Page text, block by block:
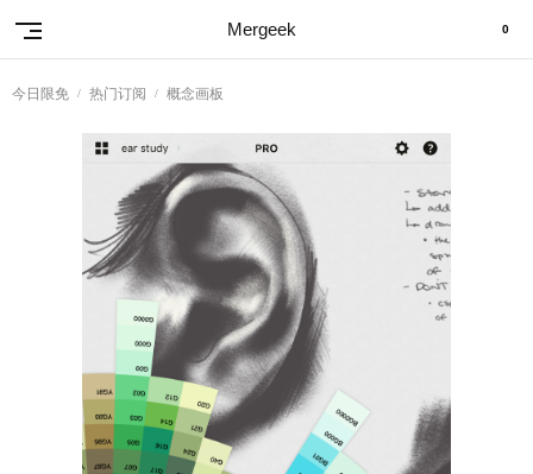
Mergeek 0
今日限免 热门订阅 概念画板